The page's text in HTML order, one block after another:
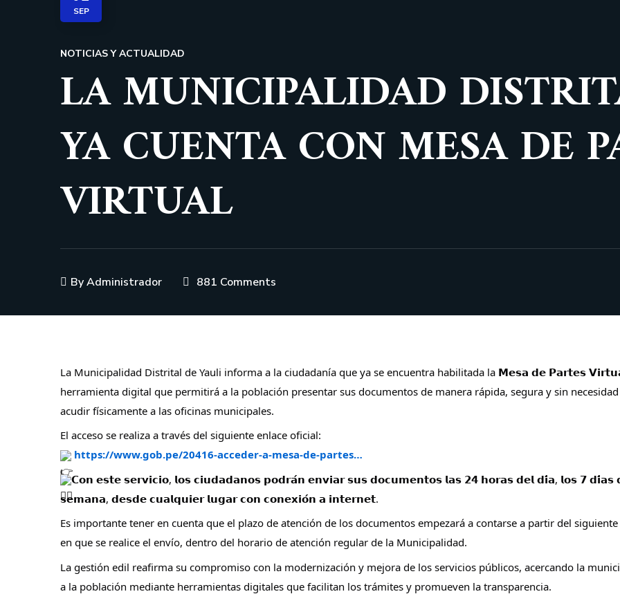
SEP
NOTICIAS Y ACTUALIDAD
LA MUNICIPALIDAD
YA CUENTA CON MESA DE
VIRTUAL
ByAdministrador 881 Comments
La Municipalidad Distrital de Yauli informa a la ciudadanía que ya se encuentra habilitada la 𝗠𝗲𝘀𝗮 𝗱𝗲 𝗣𝗮𝗿𝘁𝗲𝘀
herramienta digital que permitirá a la población presentar sus documentos de manera rápida, segura y sin
acudir físicamente a las oficinas municipales.
El acceso se realiza a través del siguiente enlace oficial:
https://www.gob.pe/20416-acceder-a-mesa-de-partes…
𝗖𝗼𝗻 𝗲𝘀𝘁𝗲 𝘀𝗲𝗿𝘃𝗶𝗰𝗶𝗼, 𝗹𝗼𝘀 𝗰𝗶𝘂𝗱𝗮𝗱𝗮𝗻𝗼𝘀 𝗽𝗼𝗱𝗿𝗮́𝗻 𝗲𝗻𝘃𝗶𝗮𝗿 𝘀𝘂𝘀 𝗱𝗼𝗰𝘂𝗺𝗲𝗻𝘁𝗼𝘀 𝗹𝗮𝘀 𝟮𝟰 𝗵𝗼𝗿𝗮𝘀 𝗱𝗲𝗹 𝗱𝗶́𝗮, 𝗹𝗼𝘀 𝟳 𝗱𝗶́𝗮𝘀
𝘀𝗲𝗺𝗮𝗻𝗮, 𝗱𝗲𝘀𝗱𝗲 𝗰𝘂𝗮𝗹𝗾𝘂𝗶𝗲𝗿 𝗹𝘂𝗴𝗮𝗿 𝗰𝗼𝗻 𝗰𝗼𝗻𝗲𝘅𝗶𝗼́𝗻 𝗮 𝗶𝗻𝘁𝗲𝗿𝗻𝗲𝘁.
Es importante tener en cuenta que el plazo de atención de los documentos empezará a contarse a partir del
en que se realice el envío, dentro del horario de atención regular de la Municipalidad.
La gestión edil reafirma su compromiso con la modernización y mejora de los servicios públicos, acercando la
a la población mediante herramientas digitales que facilitan los trámites y promueven la transparencia.